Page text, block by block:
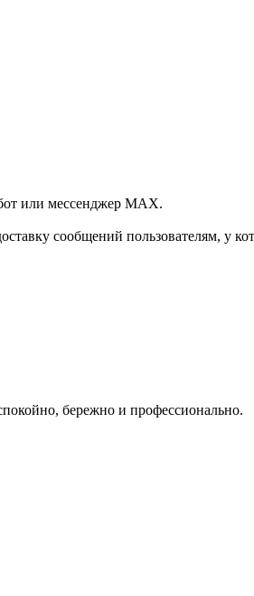
бот или мессенджер МАХ.
сообщений пользователям, у
бережно и профессионально.